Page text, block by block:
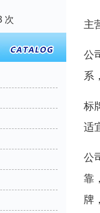
次 主
公
系
标
适
公
靠
牌